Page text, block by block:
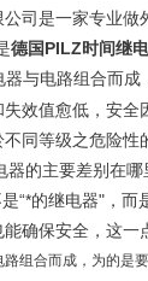
司是一家专业
德国PILZ时间继
器与电路组合而
效值愈低，安
同等级之危险性
器的主要差别在哪
“*的继电器"，
确保安全，这一
组合而成，为的是